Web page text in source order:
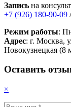
Запись на
+7 (926) 180-90-09
Режим работы:
Адрес: г. Москва,
Новокузнецкая (8
Оставить
×